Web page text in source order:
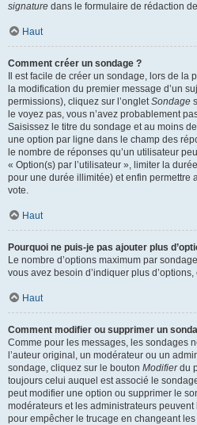
signature dans le formulaire de rédaction
Haut
Comment créer un sondage ?
Il est facile de créer un sondage, lors de la
la modification du premier message d’un
permissions), cliquez sur l’ongletSondage
le voyez pas, vous n’avez probablement
Saisissez le titre du sondage et au moins
une option par ligne dans le champ des
le nombre de réponses qu’un utilisateur
« Option(s) par l’utilisateur », limiter la
pour une durée illimitée) et enfin permettre
vote.
Haut
Pourquoi ne puis-je pas ajouter plus
Le nombre d’options maximum par
vous avez besoin d’indiquer plus
Haut
Comment modifier ou supprimer un
Comme pour les messages, les sondages
l’auteur original, un modérateur ou un
sondage, cliquez sur le bouton Modifierdu
toujours celui auquel est associé le
peut modifier une option ou supprimer le
modérateurs et les administrateurs
pour empêcher le trucage en changeant